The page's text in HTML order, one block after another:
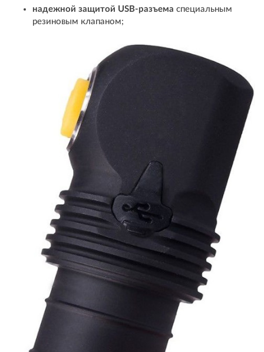
надежной защитой USB-разъема специальным
резиновым клапаном;